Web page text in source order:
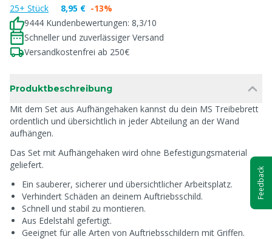
25+ Stück
8,95 € -13%
9444 Kundenbewertungen: 8,3/10
Schneller und zuverlässiger Versand
Versandkostenfrei ab 250€
Produktbeschreibung
Mit dem Set aus Aufhängehaken kannst du dein MS Treibebrett
ordentlich und übersichtlich in jeder Abteilung an der Wand
aufhängen.
Das Set mit Aufhängehaken wird ohne Befestigungsmaterial
geliefert.
Ein sauberer, sicherer und übersichtlicher Arbeitsplatz.
Verhindert Schäden an deinem Auftriebsschild.
Schnell und stabil zu montieren.
Aus Edelstahl gefertigt.
Geeignet für alle Arten von Auftriebsschildern mit Griffen.
Feedback